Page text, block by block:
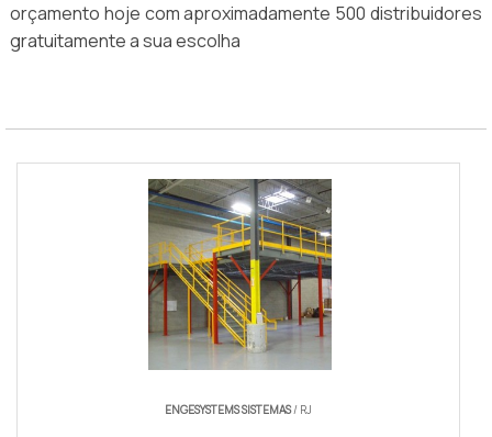
orçamento hoje com aproximadamente 500 distribuidores
gratuitamente a sua escolha
ENGESYSTEMS SISTEMAS/ RJ